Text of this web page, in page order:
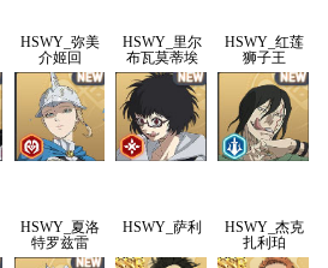
HSWY_弥美
介姬回
HSWY_里尔
布瓦莫蒂埃
HSWY_红莲
狮子王
HSWY_夏洛
特罗兹雷
HSWY_萨利
HSWY_杰克
扎利珀